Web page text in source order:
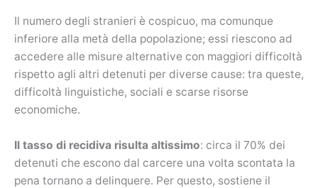
Il numero degli stranieri è cospicuo, ma comunque
inferiore alla metà della popolazione; essi riescono ad
accedere alle misure alternative con maggiori difficoltà
rispetto agli altri detenuti per diverse cause: tra queste,
difficoltà linguistiche, sociali e scarse risorse
economiche.
Il tasso di recidiva risulta altissimo: circa il 70% dei
detenuti che escono dal carcere una volta scontata la
pena tornano a delinquere. Per questo, sostiene il